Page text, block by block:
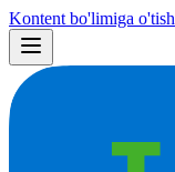
Kontent bo'limiga o'tish